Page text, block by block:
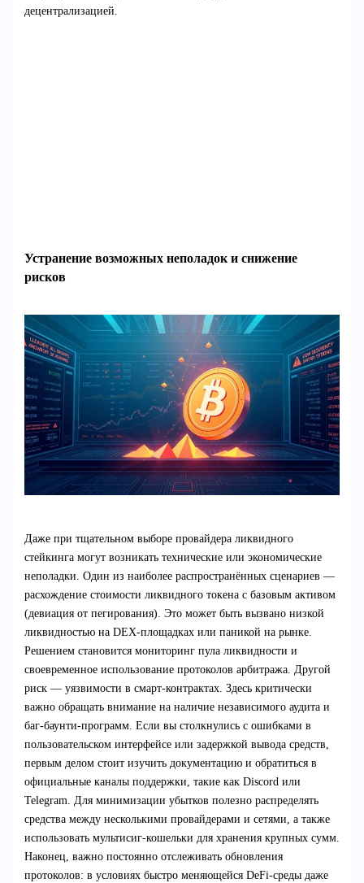
децентрализацией.
Устранение возможных неполадок и снижение
рисков
Даже при тщательном выборе провайдера ликвидного
стейкинга могут возникать технические или экономические
неполадки. Один из наиболее распространённых сценариев —
расхождение стоимости ликвидного токена с базовым активом
(девиация от пегирования). Это может быть вызвано низкой
ликвидностью на DEX-площадках или паникой на рынке.
Решением становится мониторинг пула ликвидности и
своевременное использование протоколов арбитража. Другой
риск — уязвимости в смарт-контрактах. Здесь критически
важно обращать внимание на наличие независимого аудита и
баг-баунти-программ. Если вы столкнулись с ошибками в
пользовательском интерфейсе или задержкой вывода средств,
первым делом стоит изучить документацию и обратиться в
официальные каналы поддержки, такие как Discord или
Telegram. Для минимизации убытков полезно распределять
средства между несколькими провайдерами и сетями, а также
использовать мультисиг-кошельки для хранения крупных сумм.
Наконец, важно постоянно отслеживать обновления
протоколов: в условиях быстро меняющейся DeFi-среды даже